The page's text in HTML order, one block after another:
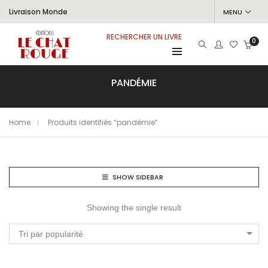
Livraison Monde MENU
RECHERCHER UN LIVRE 0
PANDÉMIE
Home Produits identifiés “pandémie”
SHOW SIDEBAR
Showing the single result
Tri par popularité